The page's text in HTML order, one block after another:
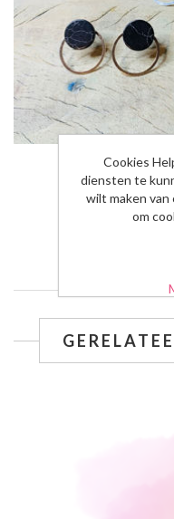
Cookies
diensten te
wilt maken
om